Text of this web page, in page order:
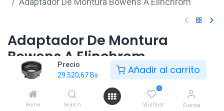
Precio
29.520,67Bs Añadir al carrito
Home Search
0
Wishlist Cuenta
Adaptador De Montura
Bowens A Elinchrom
29.520,67Bs